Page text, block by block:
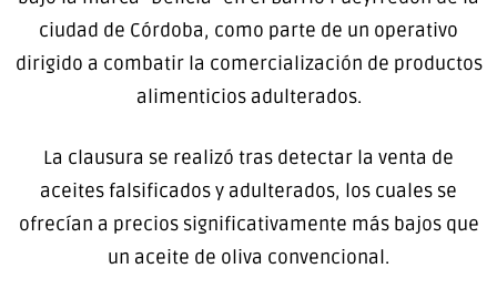
ciudad de Córdoba, como parte de un operativo
dirigido a combatir la comercialización de productos
alimenticios adulterados.
La clausura se realizó tras detectar la venta de
aceites falsificados y adulterados, los cuales se
ofrecían a precios significativamente más bajos que
un aceite de oliva convencional.